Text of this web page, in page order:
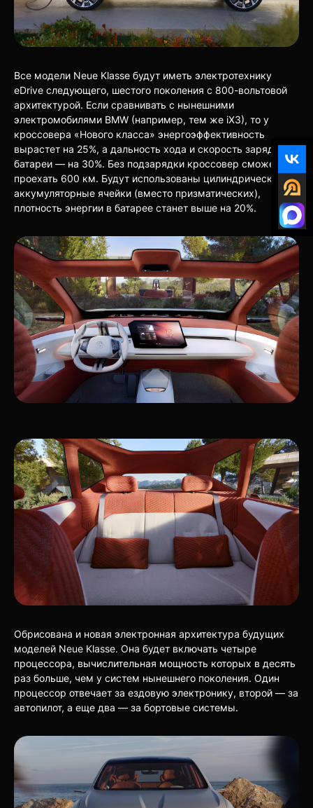
Все модели Neue Klasse будут иметь электротехнику
eDrive следующего, шестого поколения с 800-вольтовой
архитектурой. Если сравнивать с нынешними
электромобилями BMW (например, тем же iX3), то у
кроссовера «Нового класса» энергоэффективность
вырастет на 25%, а дальность хода и скорость зарядки
батареи — на 30%. Без подзарядки кроссовер сможет
проехать 600 км. Будут использованы цилиндрические
аккумуляторные ячейки (вместо призматических),
плотность энергии в батарее станет выше на 20%.
Обрисована и новая электронная архитектура будущих
моделей Neue Klasse. Она будет включать четыре
процессора, вычислительная мощность которых в десять
раз больше, чем у систем нынешнего поколения. Один
процессор отвечает за ездовую электронику, второй — за
автопилот, а еще два — за бортовые системы.